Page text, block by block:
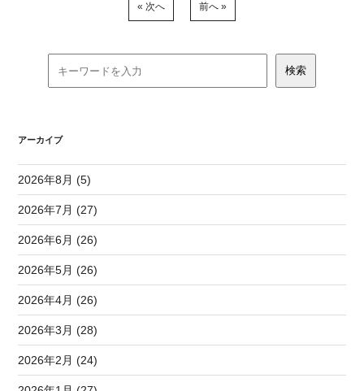
« 次へ 前へ »
アーカイブ
2026年8月 (5)
2026年7月 (27)
2026年6月 (26)
2026年5月 (26)
2026年4月 (26)
2026年3月 (28)
2026年2月 (24)